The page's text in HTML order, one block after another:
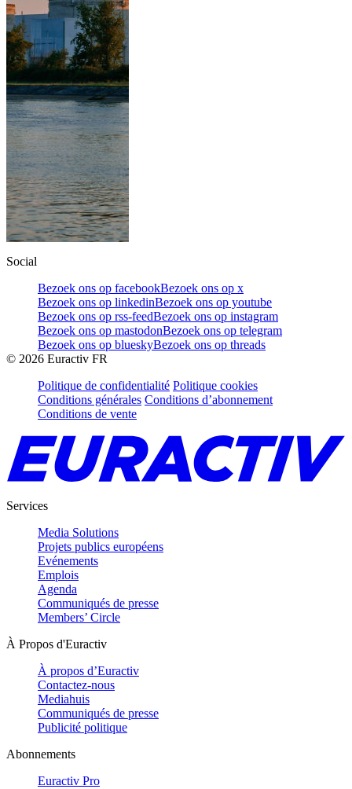
Social
Bezoek ons op facebookBezoek ons op x
Bezoek ons op linkedinBezoek ons op youtube
Bezoek ons op rss-feedBezoek ons op instagram
Bezoek ons op mastodonBezoek ons op telegram
Bezoek ons op blueskyBezoek ons op threads
© 2026 Euractiv FR
Politique de confidentialité Politique cookies
Conditions générales Conditions d’abonnement
Conditions de vente
Services
Media Solutions
Projets publics européens
Evénements
Emplois
Agenda
Communiqués de presse
Members’ Circle
À Propos d'Euractiv
À propos d’Euractiv
Contactez-nous
Mediahuis
Communiqués de presse
Publicité politique
Abonnements
Euractiv Pro